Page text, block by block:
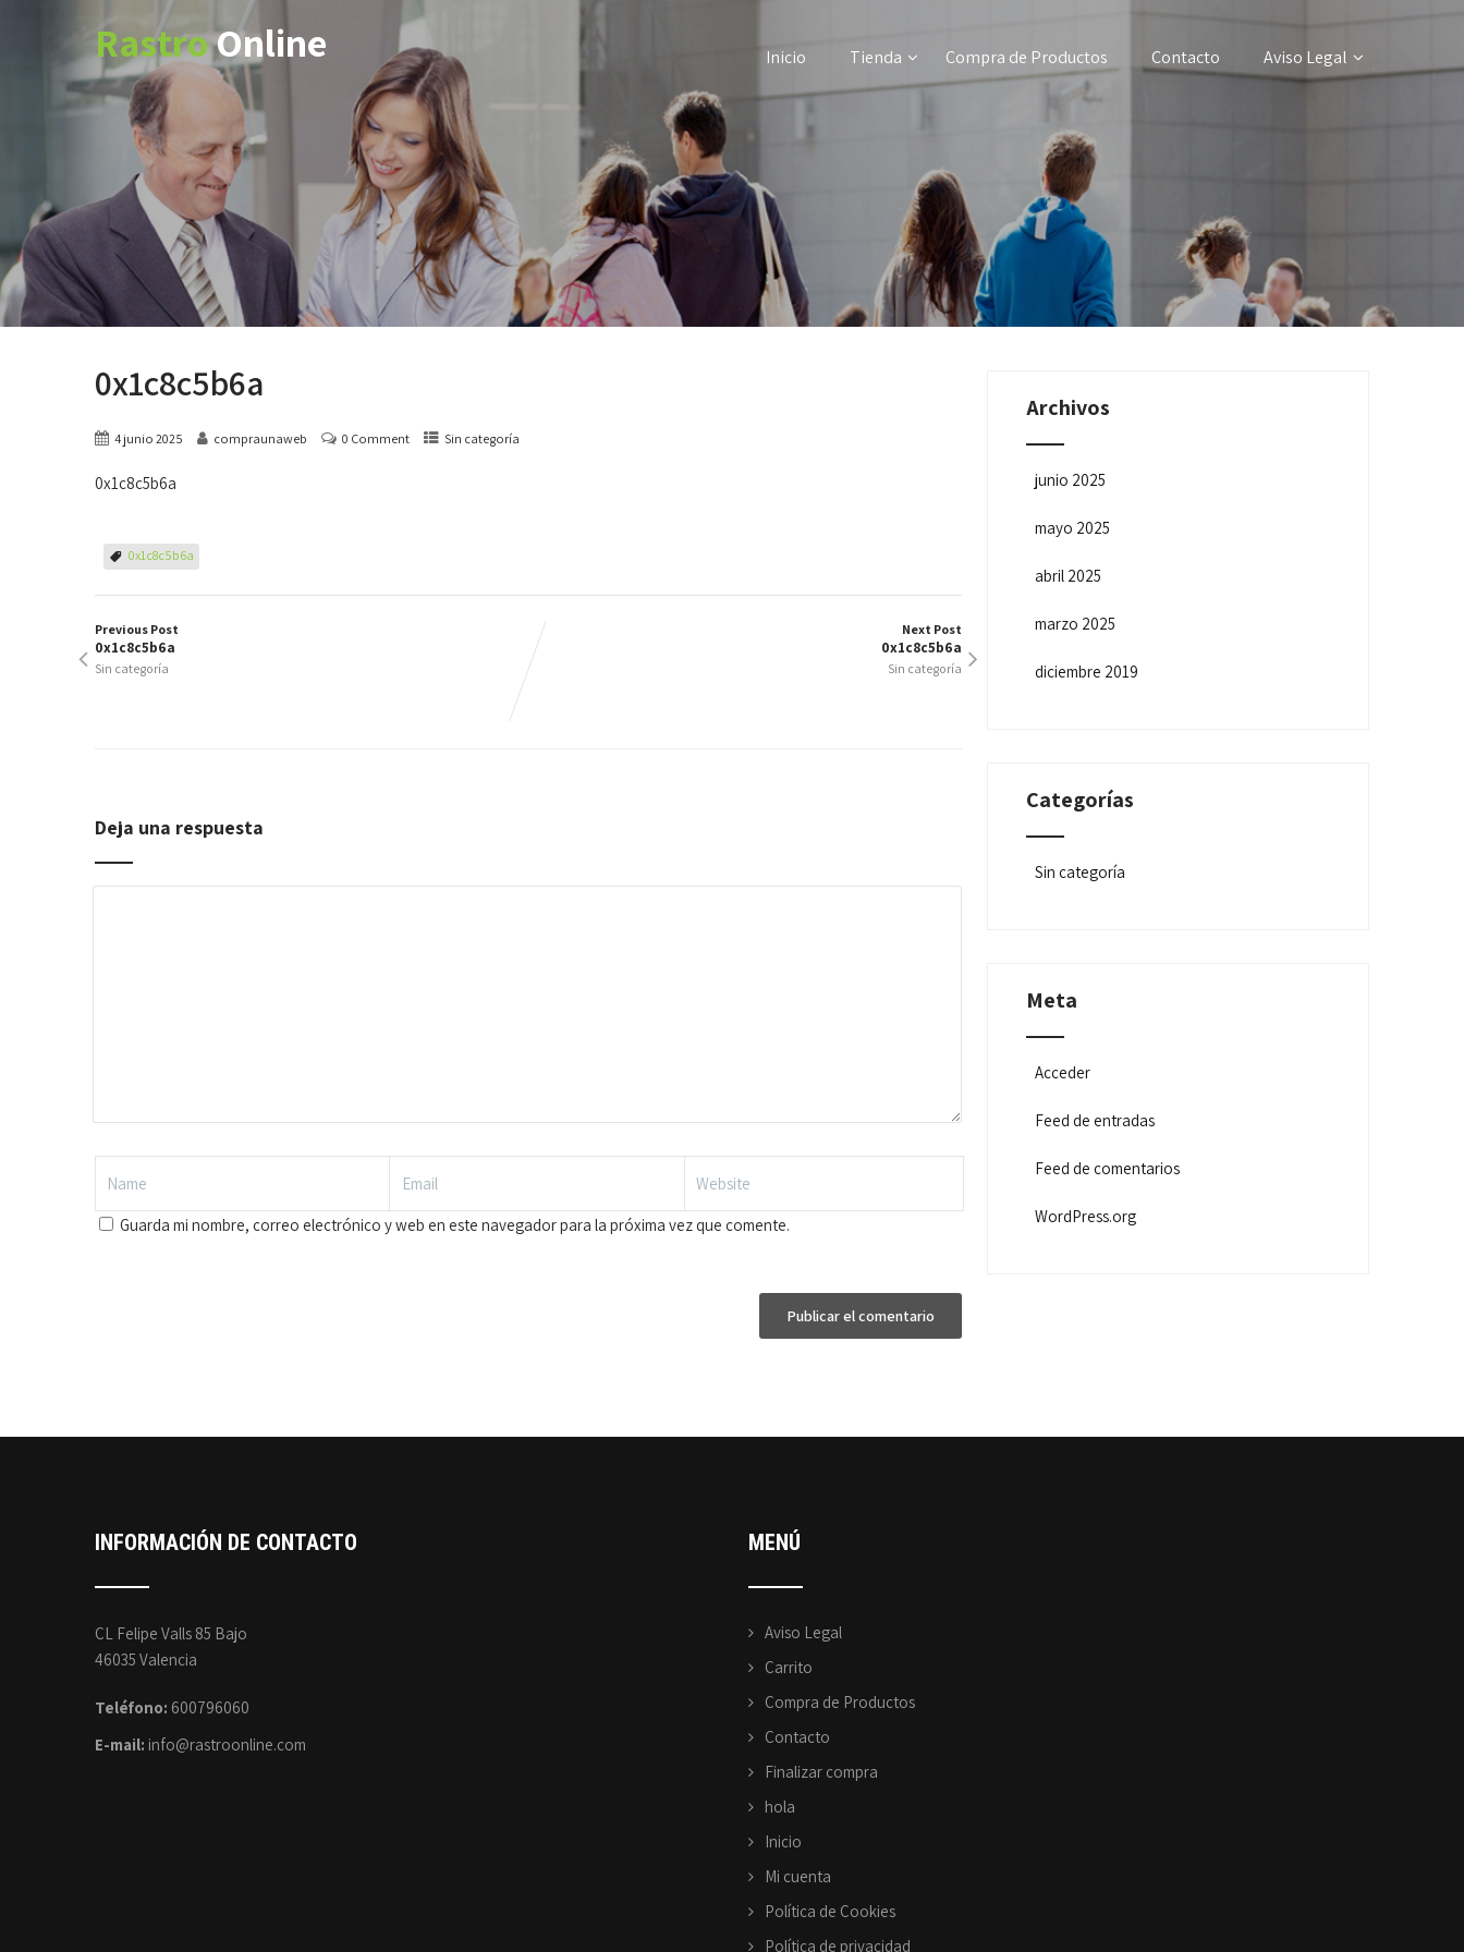
RastroOnline Inicio Tienda Compra de Productos Contacto Aviso Legal
0x1c8c5b6a
4 junio 2025 compraunaweb 0 Comment Sin categoría
0x1c8c5b6a
0x1c8c5b6a
Previous Post
0x1c8c5b6a
Sin categoría
Next Post
0x1c8c5b6a
Sin categoría
Deja una respuesta
Guarda mi nombre, correo electrónico y web en este navegador para la próxima vez que comente.
Archivos
junio 2025
mayo 2025
abril 2025
marzo 2025
diciembre 2019
Categorías
Sin categoría
Meta
Acceder
Feed de entradas
Feed de comentarios
WordPress.org
INFORMACIÓN DE CONTACTO
CL Felipe Valls 85 Bajo
46035 Valencia
Teléfono: 600796060
E-mail: info@rastroonline.com
MENÚ
Aviso Legal
Carrito
Compra de Productos
Contacto
Finalizar compra
hola
Inicio
Mi cuenta
Política de Cookies
Política de privacidad